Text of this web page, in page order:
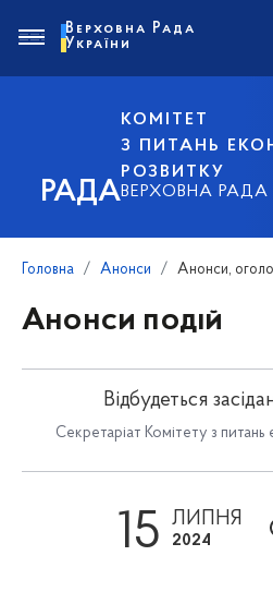
РАДА
КОМІТЕТ
З ПИТАНЬ
РОЗВИТКУ
ВЕРХОВНА РАДА
Верховна Рада
України
Головна Анонси Анонси,
Анонси подій
Відбудеться
Секретаріат Комітету з
15 ЛИПНЯ
2024